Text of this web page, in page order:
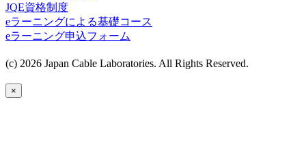
JQE資格制度
eラーニングによる基礎コース
eラーニング申込フォーム
(c) 2026 Japan Cable Laboratories. All Rights Reserved.
×